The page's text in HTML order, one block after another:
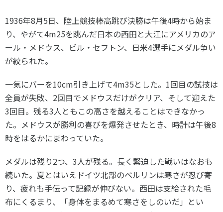
1936年8月5日、陸上競技棒高跳び決勝は午後4時から始ま
り、やがて4m25を跳んだ日本の西田と大江にアメリカのア
ール・メドウス、ビル・セフトン、日米4選手にメダル争い
が絞られた。
一気にバーを10cm引き上げて4m35とした。1回目の試技は
全員が失敗、2回目でメドウスだけがクリア、そして迎えた
3回目。残る3人ともこの高さを越えることはできなかっ
た。メドウスが勝利の喜びを爆発させたとき、時計は午後8
時をはるかにまわっていた。
メダルは残り2つ、3人が残る。長く緊迫した戦いはなおも
続いた。夏とはいえドイツ北部のベルリンは寒さが忍び寄
り、疲れも手伝って記録が伸びない。西田は支給された毛
布にくるまり、「身体をまるめて寒さをしのいだ」とい